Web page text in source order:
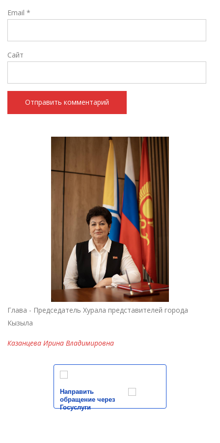
Email *
Сайт
Глава - Председатель Хурала представителей города
Кызыла
Казанцева Ирина Владимировна
Направить
обращение через
Госуслуги